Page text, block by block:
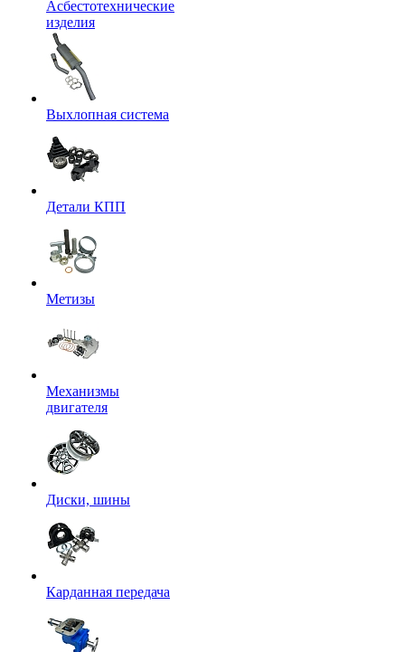
Асбестотехнические
изделия
Выхлопная система
Детали КПП
Метизы
Механизмы
двигателя
Диски, шины
Карданная передача